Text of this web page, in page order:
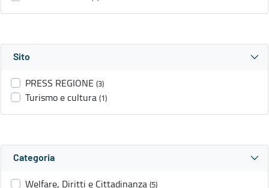
Sito
PRESS REGIONE (3)
Turismo e cultura (1)
Categoria
Welfare, Diritti e Cittadinanza (5)